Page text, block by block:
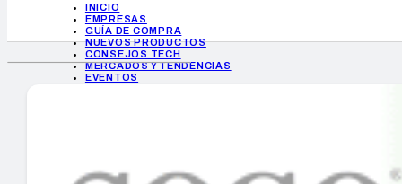
INICIO
EMPRESAS
GUÍA DE COMPRA
NUEVOS PRODUCTOS
CONSEJOS TECH
MERCADOS Y TENDENCIAS
EVENTOS